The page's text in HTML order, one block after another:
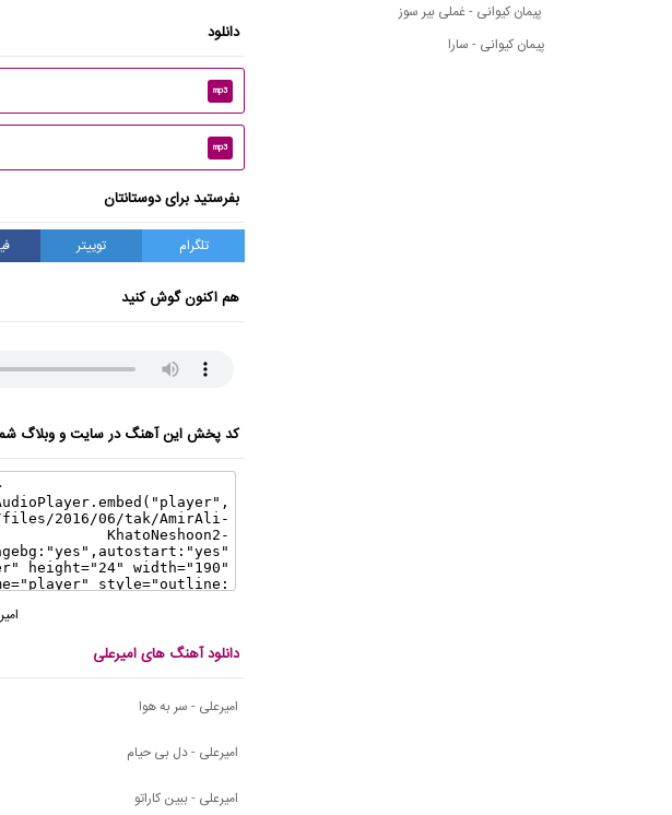
پیمان کیوانی - غملی بیر سوز
پیمان کیوانی - سارا
دانلود
mp3
mp3
بفرستید برای دوستانتان
تلگرام توییتر
هم اکنون گوش کنید
کد پخش این آهنگ در سایت و وبلاگ
دانلود آهنگ های امیرعلی
امیرعلی - سر به هوا
امیرعلی - دل بی حیام
امیرعلی - ببین کاراتو